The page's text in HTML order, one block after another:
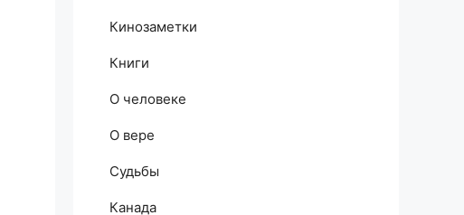
Кинозаметки
Книги
О человеке
О вере
Судьбы
Канада